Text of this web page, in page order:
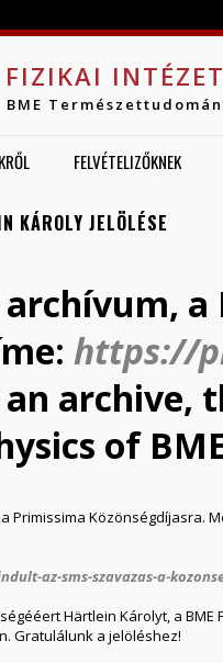
FIZIKAI
BME
FELVÉTELIZŐKNEK
JELÖLÉSE
archívum,
https://
archive,
of
Primissima Közönségdíjasra.
az-sms-szavazas-a-
Härtlein Károlyt, a
Gratulálunk a jelöléshez!